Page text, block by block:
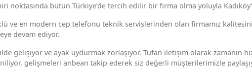
noktasında bütün Türkiye’de tercih edilir bir firma olma yoluyla
ve en modern cep telefonu teknik servislerinden olan firmamız
devam ediyor.
gelişiyor ve ayak uydurmak zorlaşıyor. Tufan iletişim olarak zamanın
gelişmeleri anbean takip ederek siz değerli müşterilerimizle